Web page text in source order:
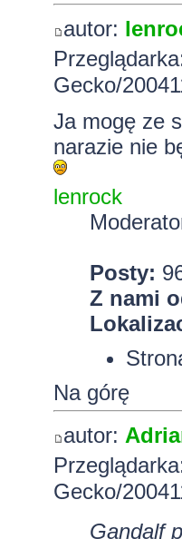
autor:
Gecko/
Ja mogę ze
narazie nie
lenrock
Posty:
Z nami
Na górę
autor:
Gecko/
Gandalf